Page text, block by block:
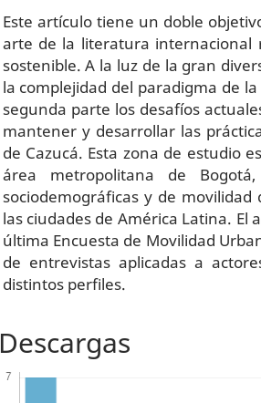
Este artículo tiene un doble
arte de la literatura internacional
sostenible. A la luz de la gran
la complejidad del paradigma de
segunda parte los desafíos
mantener y desarrollar las
de Cazucá. Esta zona de estudio
área metropolitana de
sociodemográficas y de
las ciudades de América Latina. El
última Encuesta de Movilidad
de entrevistas aplicadas a
distintos perfiles.
Descargas